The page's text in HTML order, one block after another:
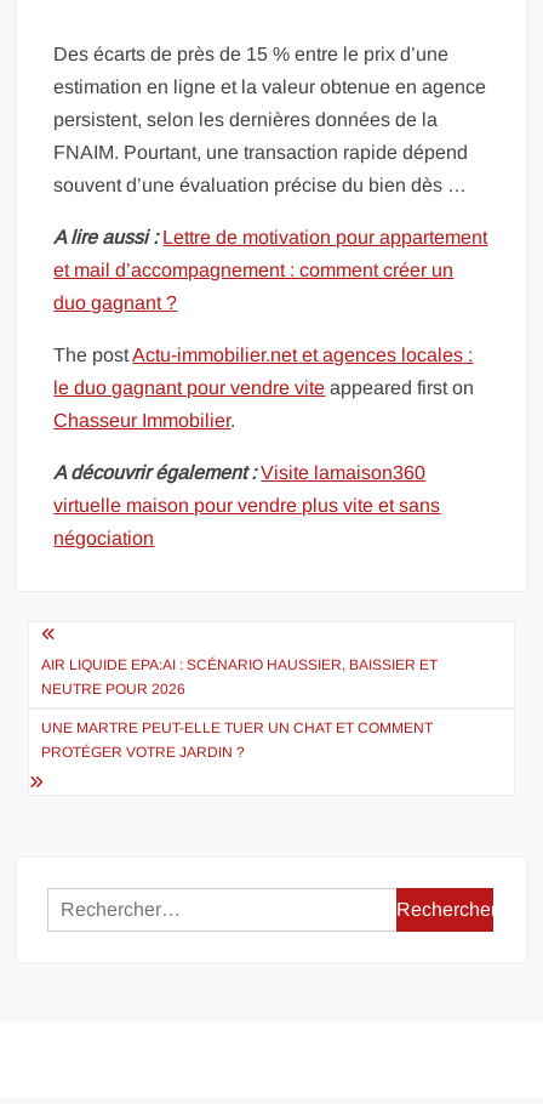
Des écarts de près de 15 % entre le prix d’une
estimation en ligne et la valeur obtenue en agence
persistent, selon les dernières données de la
FNAIM. Pourtant, une transaction rapide dépend
souvent d’une évaluation précise du bien dès …
A lire aussi : Lettre de motivation pour appartement
et mail d’accompagnement : comment créer un
duo gagnant ?
The postActu-immobilier.net et agences locales :
le duo gagnant pour vendre vite appeared first on
Chasseur Immobilier.
A découvrir également : Visite lamaison360
virtuelle maison pour vendre plus vite et sans
négociation
Navigation
de
l’article
AIR LIQUIDE EPA:AI : SCÉNARIO HAUSSIER, BAISSIER ET
NEUTRE POUR 2026
UNE MARTRE PEUT-ELLE TUER UN CHAT ET COMMENT
PROTÉGER VOTRE JARDIN ?
Rechercher :